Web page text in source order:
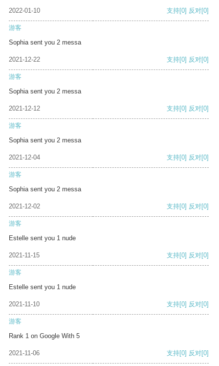
2022-01-10 支持[0] 反对[0]
游客
Sophia sent you 2 messa
2021-12-22 支持[0] 反对[0]
游客
Sophia sent you 2 messa
2021-12-12 支持[0] 反对[0]
游客
Sophia sent you 2 messa
2021-12-04 支持[0] 反对[0]
游客
Sophia sent you 2 messa
2021-12-02 支持[0] 反对[0]
游客
Estelle sent you 1 nude
2021-11-15 支持[0] 反对[0]
游客
Estelle sent you 1 nude
2021-11-10 支持[0] 反对[0]
游客
Rank 1 on Google With 5
2021-11-06 支持[0] 反对[0]